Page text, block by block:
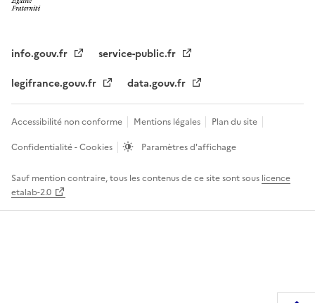
info.gouv.fr
service-public.fr
legifrance.gouv.fr
data.gouv.fr
Accessibilité non conforme Mentions légales
Plan du site
Confidentialité - Cookies
Paramètres d'affichage
Sauf mention contraire, tous les contenus de ce site sont sous licence
etalab-2.0